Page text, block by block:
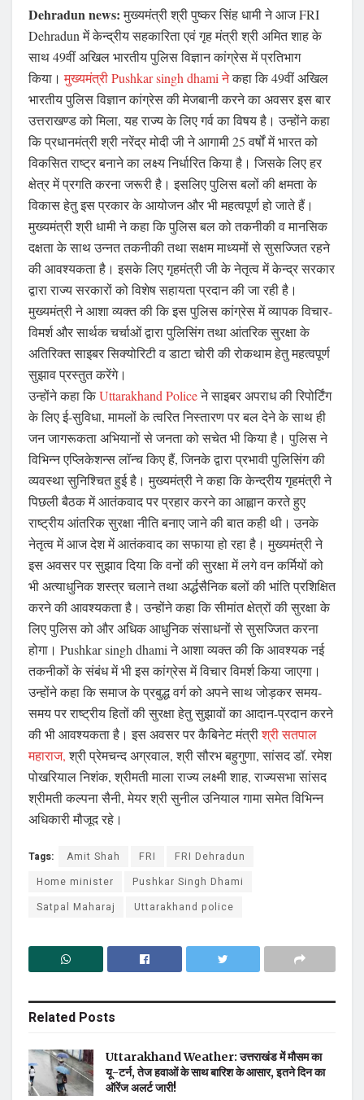
Dehradun news:मुख्यमंत्री श्री पुष्कर सिंह धामी ने आज FRI
Dehradun में केन्द्रीय सहकारिता एवं गृह मंत्री श्री अमित शाह के
साथ 49वीं अखिल भारतीय पुलिस विज्ञान कांग्रेस में प्रतिभाग
किया।मुख्यमंत्री Pushkar singh dhami नेकहा कि 49वीं अखिल
भारतीय पुलिस विज्ञान कांग्रेस की मेजबानी करने का अवसर इस बार
उत्तराखण्ड को मिला, यह राज्य के लिए गर्व का विषय है। उन्होंने कहा
कि प्रधानमंत्री श्री नरेंद्र मोदी जी ने आगामी 25 वर्षों में भारत को
विकसित राष्ट्र बनाने का लक्ष्य निर्धारित किया है। जिसके लिए हर
क्षेत्र में प्रगति करना जरूरी है। इसलिए पुलिस बलों की क्षमता के
विकास हेतु इस प्रकार के आयोजन और भी महत्वपूर्ण हो जाते हैं।
मुख्यमंत्री श्री धामी ने कहा कि पुलिस बल को तकनीकी व मानसिक
दक्षता के साथ उन्नत तकनीकी तथा सक्षम माध्यमों से सुसज्जित रहने
की आवश्यकता है। इसके लिए गृहमंत्री जी के नेतृत्व में केन्द्र सरकार
द्वारा राज्य सरकारों को विशेष सहायता प्रदान की जा रही है।
मुख्यमंत्री ने आशा व्यक्त की कि इस पुलिस कांग्रेस में व्यापक विचार-
विमर्श और सार्थक चर्चाओं द्वारा पुलिसिंग तथा आंतरिक सुरक्षा के
अतिरिक्त साइबर सिक्योरिटी व डाटा चोरी की रोकथाम हेतु महत्वपूर्ण
सुझाव प्रस्तुत करेंगे।
उन्होंने कहा किUttarakhand Policeने साइबर अपराध की रिपोर्टिंग
के लिए ई-सुविधा, मामलों के त्वरित निस्तारण पर बल देने के साथ ही
जन जागरूकता अभियानों से जनता को सचेत भी किया है। पुलिस ने
विभिन्न एप्लिकेशन्स लॉन्च किए हैं, जिनके द्वारा प्रभावी पुलिसिंग की
व्यवस्था सुनिश्चित हुई है। मुख्यमंत्री ने कहा कि केन्द्रीय गृहमंत्री ने
पिछली बैठक में आतंकवाद पर प्रहार करने का आह्वान करते हुए
राष्ट्रीय आंतरिक सुरक्षा नीति बनाए जाने की बात कही थी। उनके
नेतृत्व में आज देश में आतंकवाद का सफाया हो रहा है। मुख्यमंत्री ने
इस अवसर पर सुझाव दिया कि वनों की सुरक्षा में लगे वन कर्मियों को
भी अत्याधुनिक शस्त्र चलाने तथा अर्द्धसैनिक बलों की भांति प्रशिक्षित
करने की आवश्यकता है। उन्होंने कहा कि सीमांत क्षेत्रों की सुरक्षा के
लिए पुलिस को और अधिक आधुनिक संसाधनों से सुसज्जित करना
होगा। Pushkar singh dhami ने आशा व्यक्त की कि आवश्यक नई
तकनीकों के संबंध में भी इस कांग्रेस में विचार विमर्श किया जाएगा।
उन्होंने कहा कि समाज के प्रबुद्ध वर्ग को अपने साथ जोड़कर समय-
समय पर राष्ट्रीय हितों की सुरक्षा हेतु सुझावों का आदान-प्रदान करने
की भी आवश्यकता है। इस अवसर पर कैबिनेट मंत्रीश्री सतपाल
महाराज,श्री प्रेमचन्द अग्रवाल, श्री सौरभ बहुगुणा, सांसद डॉ. रमेश
पोखरियाल निशंक, श्रीमती माला राज्य लक्ष्मी शाह, राज्यसभा सांसद
श्रीमती कल्पना सैनी, मेयर श्री सुनील उनियाल गामा समेत विभिन्न
अधिकारी मौजूद रहे।
Tags: Amit Shah FRI
FRI Dehradun
Home minister
Pushkar Singh Dhami
Satpal Maharaj
Uttarakhand police
Related Posts
Uttarakhand Weather: उत्तराखंड में मौसम का
यू-टर्न, तेज हवाओं के साथ बारिश के आसार, इतने दिन का
ऑरेंज अलर्ट जारी!